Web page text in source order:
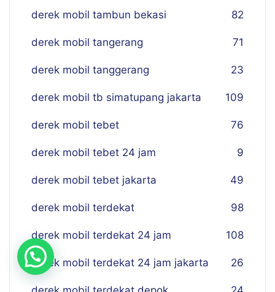
derek mobil tambun bekasi 82
derek mobil tangerang 71
derek mobil tanggerang 23
derek mobil tb simatupang jakarta 109
derek mobil tebet 76
derek mobil tebet 24 jam 9
derek mobil tebet jakarta 49
derek mobil terdekat 98
derek mobil terdekat 24 jam 108
derek mobil terdekat 24 jam jakarta 26